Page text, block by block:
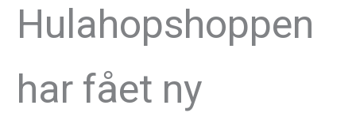
Hulahop­shoppen
har fået ny